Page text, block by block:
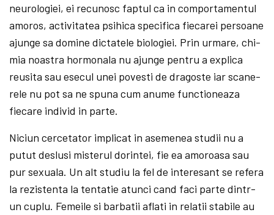
neurologiei, ei recunosc faptul ca in comportamentul
amoros, activitatea psihica specifica fiecarei persoane
ajunge sa domine dictatele biologiei. Prin urmare, chi­
mia noastra hormonala nu ajunge pen­tru a explica
reusita sau esecul unei povesti de dragoste iar scane­
rele nu pot sa ne spuna cum anume functioneaza
fiecare individ in parte.
Niciun cercetator implicat in a­semenea studii nu a
putut deslusi mis­terul dorintei, fie ea amoroasa sau
pur sexuala. Un alt studiu la fel de interesant se refera
la rezistenta la tentatie atunci cand faci parte dintr-
un cuplu. Femeile si barbatii aflati in relatii stabile au